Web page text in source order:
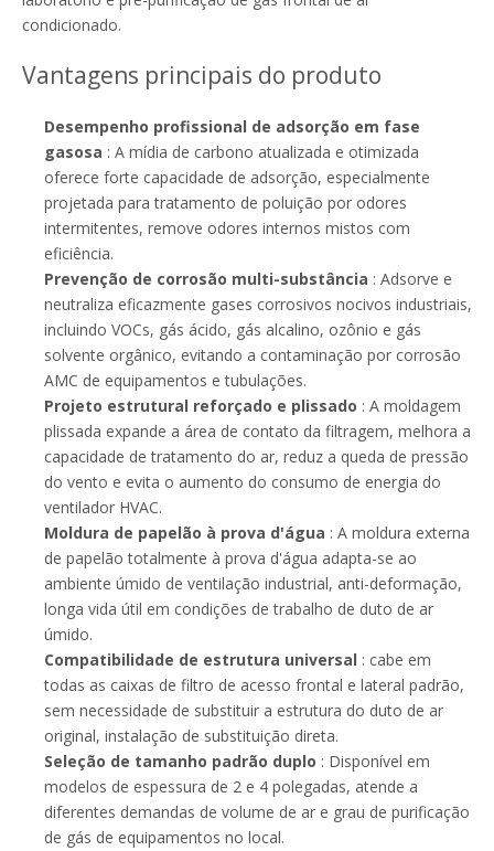
condicionado.
Vantagens principais do produto
Desempenho profissional de adsorção em fase
gasosa : A mídia de carbono atualizada e otimizada
oferece forte capacidade de adsorção, especialmente
projetada para tratamento de poluição por odores
intermitentes, remove odores internos mistos com
eficiência.
Prevenção de corrosão multi-substância : Adsorve e
neutraliza eficazmente gases corrosivos nocivos industriais,
incluindo VOCs, gás ácido, gás alcalino, ozônio e gás
solvente orgânico, evitando a contaminação por corrosão
AMC de equipamentos e tubulações.
Projeto estrutural reforçado e plissado : A moldagem
plissada expande a área de contato da filtragem, melhora a
capacidade de tratamento do ar, reduz a queda de pressão
do vento e evita o aumento do consumo de energia do
ventilador HVAC.
Moldura de papelão à prova d'água : A moldura externa
de papelão totalmente à prova d'água adapta-se ao
ambiente úmido de ventilação industrial, anti-deformação,
longa vida útil em condições de trabalho de duto de ar
úmido.
Compatibilidade de estrutura universal : cabe em
todas as caixas de filtro de acesso frontal e lateral padrão,
sem necessidade de substituir a estrutura do duto de ar
original, instalação de substituição direta.
Seleção de tamanho padrão duplo : Disponível em
modelos de espessura de 2 e 4 polegadas, atende a
diferentes demandas de volume de ar e grau de purificação
de gás de equipamentos no local.